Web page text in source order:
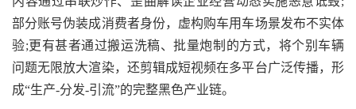
部分账号伪装成消费者身份，虚构购车用车场景发布不实体
验;更有甚者通过搬运洗稿、批量炮制的方式，将个别车辆
问题无限放大渲染，还剪辑成短视频在多平台广泛传播，形
成“生产-分发-引流”的完整黑色产业链。